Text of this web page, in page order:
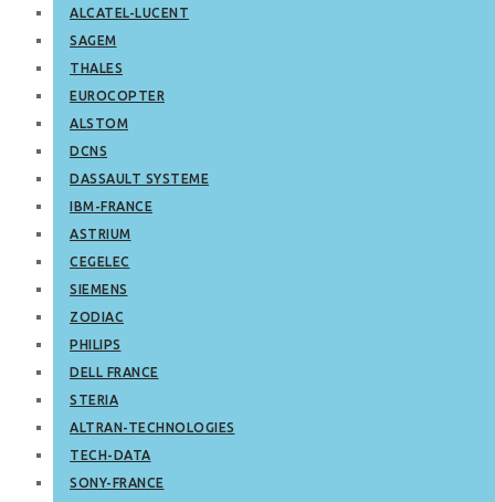
ALCATEL-LUCENT
SAGEM
THALES
EUROCOPTER
ALSTOM
DCNS
DASSAULT SYSTEME
IBM-FRANCE
ASTRIUM
CEGELEC
SIEMENS
ZODIAC
PHILIPS
DELL FRANCE
STERIA
ALTRAN-TECHNOLOGIES
TECH-DATA
SONY-FRANCE